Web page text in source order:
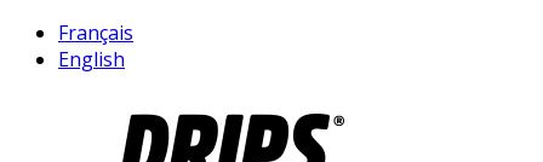
Français
English